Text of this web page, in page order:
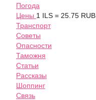
Погода
Цены 1 ILS = 25.75 RUB
Транспорт
Советы
Опасности
Таможня
Статьи
Рассказы
Шоппинг
Связь